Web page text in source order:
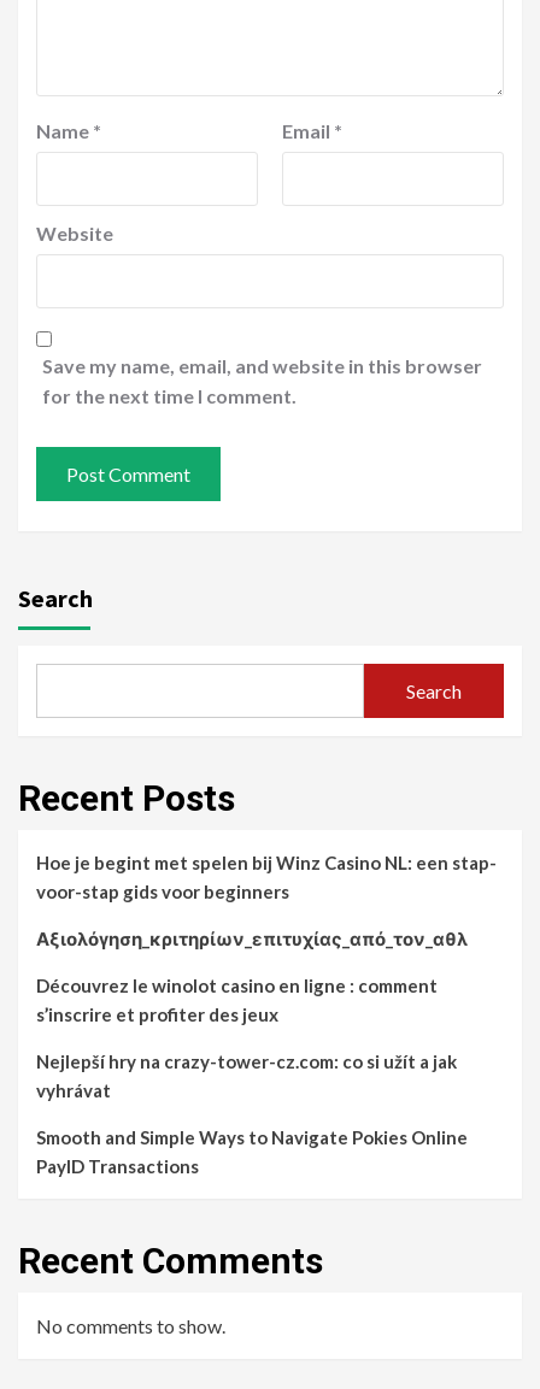
Name * Email *
Website
Save my name, email, and website in this browser
for the next time I comment.
Search
Search
Recent Posts
Hoe je begint met spelen bij Winz Casino NL: een stap-
voor-stap gids voor beginners
Αξιολόγηση_κριτηρίων_επιτυχίας_από_τον_αθλ
Découvrez le winolot casino en ligne : comment
s’inscrire et profiter des jeux
Nejlepší hry na crazy-tower-cz.com: co si užít a jak
vyhrávat
Smooth and Simple Ways to Navigate Pokies Online
PayID Transactions
Recent Comments
No comments to show.